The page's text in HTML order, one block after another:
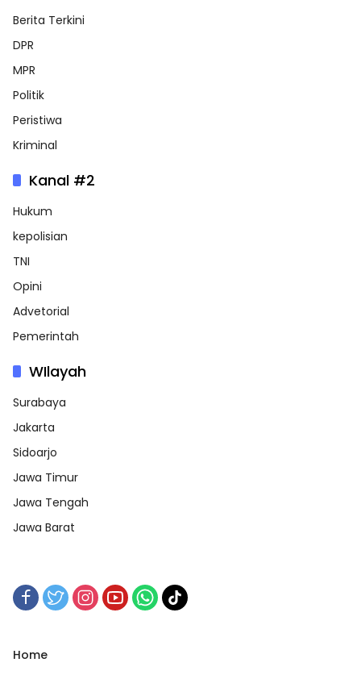
Berita Terkini
DPR
MPR
Politik
Peristiwa
Kriminal
Kanal #2
Hukum
kepolisian
TNI
Opini
Advetorial
Pemerintah
WIlayah
Surabaya
Jakarta
Sidoarjo
Jawa Timur
Jawa Tengah
Jawa Barat
Home